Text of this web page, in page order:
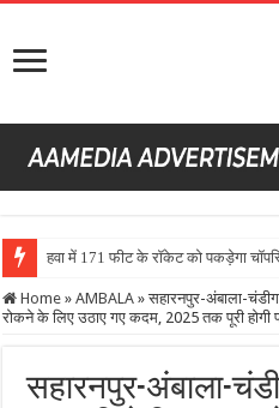
हवा में 171 फीट के रॉकेट को पकड़ेगा
Home » AMBALA » सहारनपुर-अंबाला-
रोकने के लिए उठाए गए कदम, 2025 तक पूरी होगी
सहारनपुर-अंबाला-